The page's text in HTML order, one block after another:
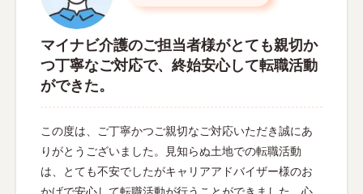
マイナビ介護のご担当者様がとても親切か
つ丁寧なご対応で、終始安心して転職活動
ができた。
この度は、ご丁寧かつご親切なご対応いただき誠にあ
りがとうございました。見知らぬ土地での転職活動
は、とても不安でしたがキャリアアドバイザー様のお
かげで安心して転職活動が行うことができました。心